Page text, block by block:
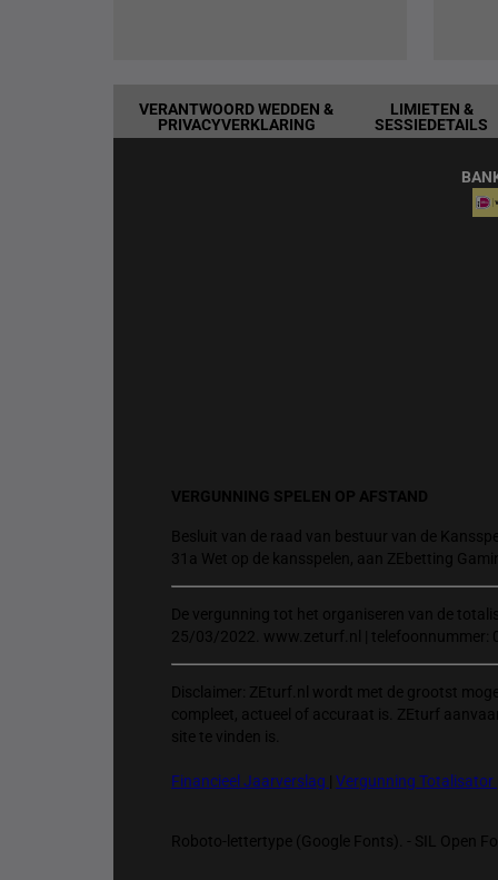
VERANTWOORD WEDDEN &
PRIVACYVERKLARING
LIMIETEN &
SESSIEDETAILS
VERGUNNING SPELEN OP AFSTAND
Besluit van de raad van bestuur van de
31a Wet op de kansspelen, aan ZEbetting
De vergunning tot het organiseren van de
25/03/2022. www.zeturf.nl | telefoonnummer:
Disclaimer: ZEturf.nl wordt met de grootst
compleet, actueel of accuraat is. ZEturf
site te vinden is.
Financieel Jaarverslag Vergunning Totalisator
Roboto-lettertype (Google Fonts). - SIL Open